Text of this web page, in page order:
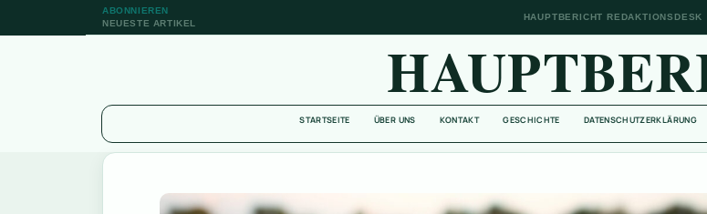
ABONNIEREN
NEUESTE ARTIKEL
HAUPTBERICHT REDAKTIONSDESK
STARTSEITE ÜBER UNS KONTAKT GESCHICHTE DATENSCHUTZERKLÄRUNG